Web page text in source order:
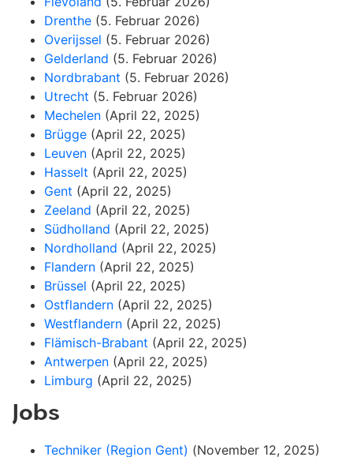
Drenthe (5. Februar 2026)
Overijssel (5. Februar 2026)
Gelderland (5. Februar 2026)
Nordbrabant (5. Februar 2026)
Utrecht (5. Februar 2026)
Mechelen (April 22, 2025)
Brügge (April 22, 2025)
Leuven (April 22, 2025)
Hasselt (April 22, 2025)
Gent (April 22, 2025)
Zeeland (April 22, 2025)
Südholland (April 22, 2025)
Nordholland (April 22, 2025)
Flandern (April 22, 2025)
Brüssel (April 22, 2025)
Ostflandern (April 22, 2025)
Westflandern (April 22, 2025)
Flämisch-Brabant (April 22, 2025)
Antwerpen (April 22, 2025)
Limburg (April 22, 2025)
Jobs
Techniker (Region Gent) (November 12, 2025)